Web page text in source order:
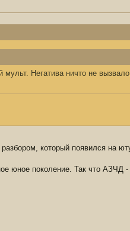
Негатива ничто не
который появился на
юное поколение. Так что